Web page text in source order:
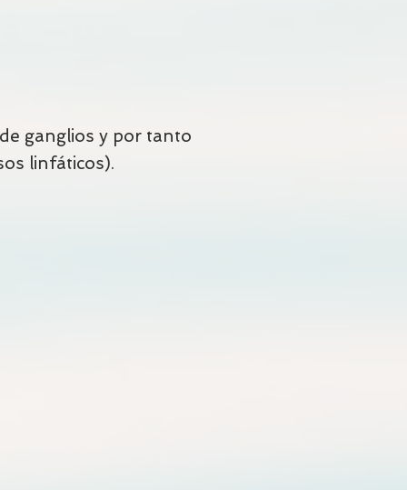
ganglios y por tanto
linfáticos).